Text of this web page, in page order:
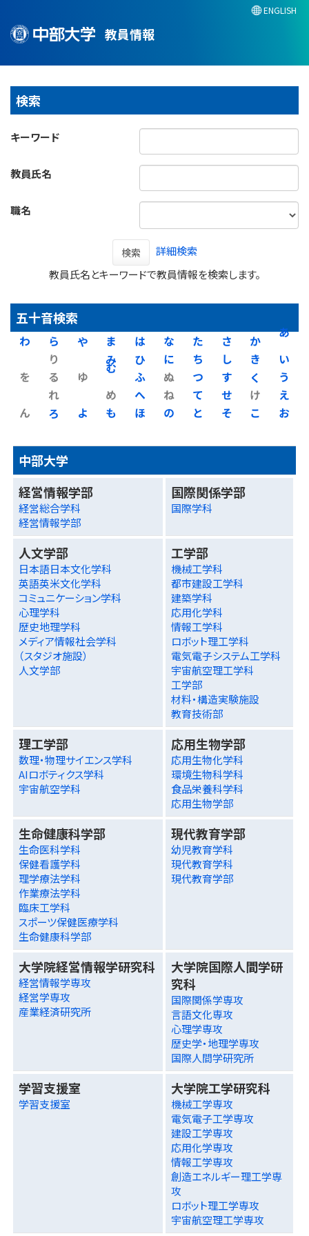
教員情報
ENGLISH
検索
キーワード
教員氏名
職名
検索
詳細検索
教員氏名とキーワードで教員情報を検索します。
五十音検索
あ
い
う
え
お
か
き
く
け
こ
さ
し
す
せ
そ
た
ち
つ
て
と
な
に
ぬ
ね
の
は
ひ
ふ
へ
ほ
ま
み
む
め
も
や
ゆ
よ
ら
り
る
れ
ろ
わ
を
ん
中部大学
経営情報学部
経営総合学科
経営情報学部
国際関係学部
国際学科
人文学部
日本語日本文化学科
英語英米文化学科
コミュニケーション学科
心理学科
歴史地理学科
メディア情報社会学科
（スタジオ施設）
人文学部
工学部
機械工学科
都市建設工学科
建築学科
応用化学科
情報工学科
ロボット理工学科
電気電子システム工学科
宇宙航空理工学科
工学部
材料・構造実験施設
教育技術部
理工学部
数理・物理サイエンス学科
AIロボティクス学科
宇宙航空学科
応用生物学部
応用生物化学科
環境生物科学科
食品栄養科学科
応用生物学部
生命健康科学部
生命医科学科
保健看護学科
理学療法学科
作業療法学科
臨床工学科
スポーツ保健医療学科
生命健康科学部
現代教育学部
幼児教育学科
現代教育学科
現代教育学部
大学院経営情報学研究科
経営情報学専攻
経営学専攻
産業経済研究所
大学院国際人間学研
究科
国際関係学専攻
言語文化専攻
心理学専攻
歴史学・地理学専攻
国際人間学研究所
学習支援室
学習支援室
大学院工学研究科
機械工学専攻
電気電子工学専攻
建設工学専攻
応用化学専攻
情報工学専攻
創造エネルギー理工学専
攻
ロボット理工学専攻
宇宙航空理工学専攻